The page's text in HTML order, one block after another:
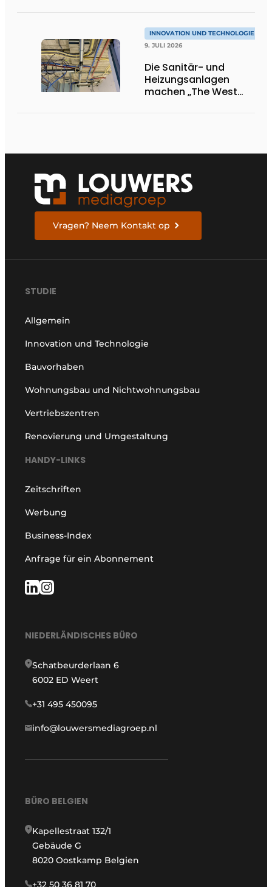
INNOVATION UND TECHNOLOGIE
9. JULI 2026
Die Sanitär- und
Heizungsanlagen
machen „The West
Vragen? Neem Kontakt op
STUDIE
Allgemein
Innovation und Technologie
Bauvorhaben
Wohnungsbau und Nichtwohnungsbau
Vertriebszentren
Renovierung und Umgestaltung
HANDY-LINKS
Zeitschriften
Werbung
Business-Index
Anfrage für ein Abonnement
NIEDERLÄNDISCHES BÜRO
Schatbeurderlaan 6
6002 ED Weert
+31 495 450095
info@louwersmediagroep.nl
BÜRO BELGIEN
Kapellestraat 132/1
Gebäude G
8020 Oostkamp Belgien
+32 50 36 81 70